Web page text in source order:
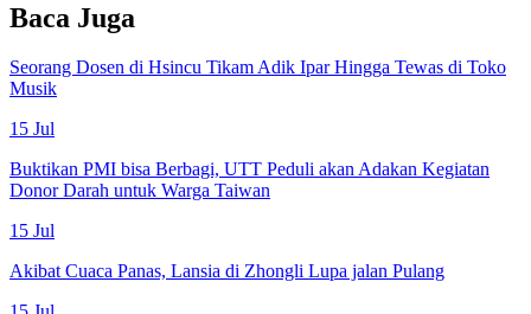
Baca Juga
Seorang Dosen di Hsincu Tikam Adik Ipar Hingga Tewas di Toko
Musik
15 Jul
Buktikan PMI bisa Berbagi, UTT Peduli akan Adakan Kegiatan
Donor Darah untuk Warga Taiwan
15 Jul
Akibat Cuaca Panas, Lansia di Zhongli Lupa jalan Pulang